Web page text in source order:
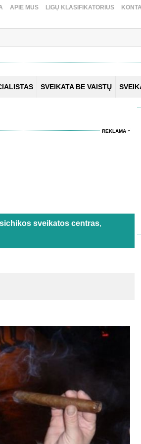
APIE MUS LIGŲ KLASIFIKATORIUS
SVEIKATA BE VAISTŲ
REKLAMA
sveikatos centras,